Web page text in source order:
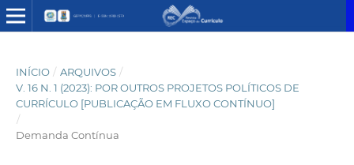
INÍCIO / ARQUIVOS /
V. 16 N. 1 (2023): POR OUTROS PROJETOS POLÍTICOS DE
CURRÍCULO [PUBLICAÇÃO EM FLUXO CONTÍNUO]
/
Demanda Contínua